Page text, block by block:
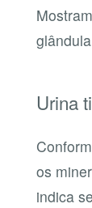
Urina
os
indica